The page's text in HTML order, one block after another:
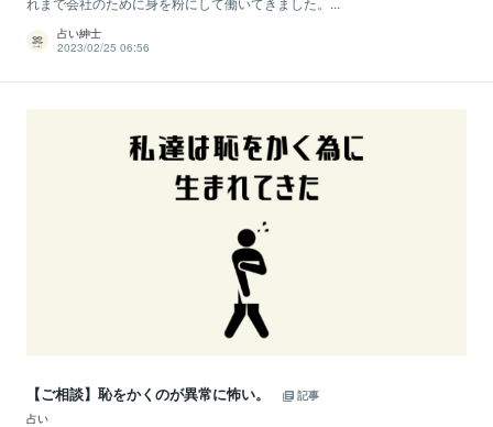
占い紳士
2023/02/25 06:56
【ご相談】恥をかくのが異常に怖い。
記事
占い